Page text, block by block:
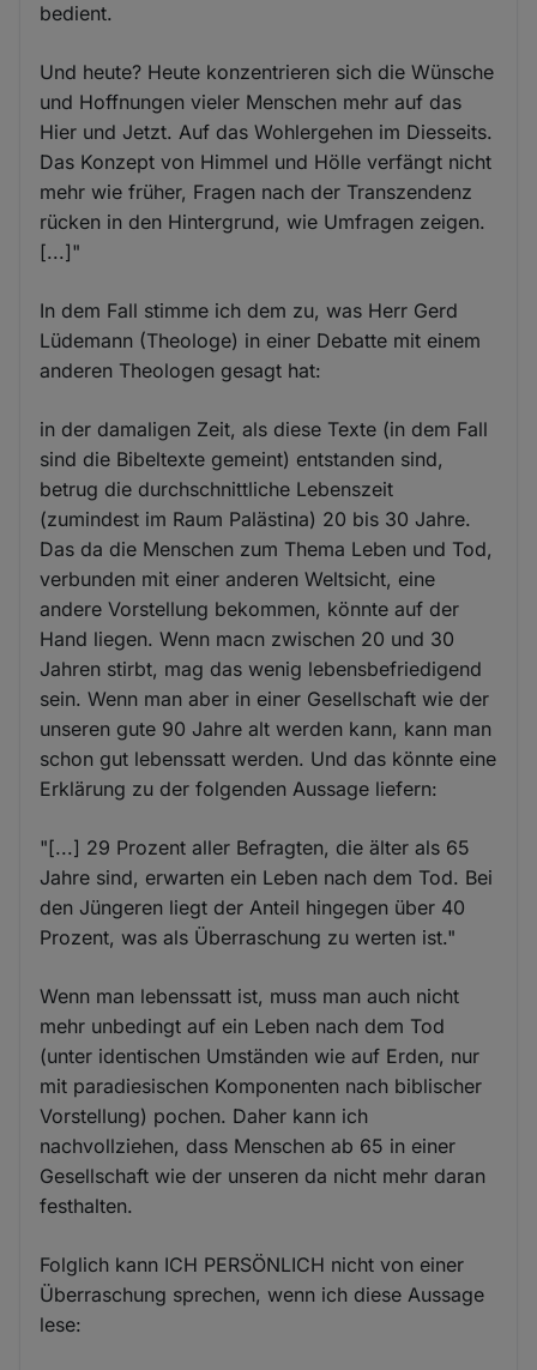
bedient.
Und heute? Heute konzentrieren sich die Wünsche
und Hoffnungen vieler Menschen mehr auf das
Hier und Jetzt. Auf das Wohlergehen im Diesseits.
Das Konzept von Himmel und Hölle verfängt nicht
mehr wie früher, Fragen nach der Transzendenz
rücken in den Hintergrund, wie Umfragen zeigen.
[...]"
In dem Fall stimme ich dem zu, was Herr Gerd
Lüdemann (Theologe) in einer Debatte mit einem
anderen Theologen gesagt hat:
in der damaligen Zeit, als diese Texte (in dem Fall
sind die Bibeltexte gemeint) entstanden sind,
betrug die durchschnittliche Lebenszeit
(zumindest im Raum Palästina) 20 bis 30 Jahre.
Das da die Menschen zum Thema Leben und Tod,
verbunden mit einer anderen Weltsicht, eine
andere Vorstellung bekommen, könnte auf der
Hand liegen. Wenn macn zwischen 20 und 30
Jahren stirbt, mag das wenig lebensbefriedigend
sein. Wenn man aber in einer Gesellschaft wie der
unseren gute 90 Jahre alt werden kann, kann man
schon gut lebenssatt werden. Und das könnte eine
Erklärung zu der folgenden Aussage liefern:
"[...] 29 Prozent aller Befragten, die älter als 65
Jahre sind, erwarten ein Leben nach dem Tod. Bei
den Jüngeren liegt der Anteil hingegen über 40
Prozent, was als Überraschung zu werten ist."
Wenn man lebenssatt ist, muss man auch nicht
mehr unbedingt auf ein Leben nach dem Tod
(unter identischen Umständen wie auf Erden, nur
mit paradiesischen Komponenten nach biblischer
Vorstellung) pochen. Daher kann ich
nachvollziehen, dass Menschen ab 65 in einer
Gesellschaft wie der unseren da nicht mehr daran
festhalten.
Folglich kann ICH PERSÖNLICH nicht von einer
Überraschung sprechen, wenn ich diese Aussage
lese: